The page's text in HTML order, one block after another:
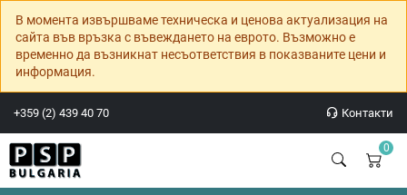
В момента извършваме техническа и ценова актуализация на
сайта във връзка с въвеждането на еврото. Възможно е
временно да възникнат несъответствия в показваните цени и
информация.
+359 (2) 439 40 70 Контакти
0